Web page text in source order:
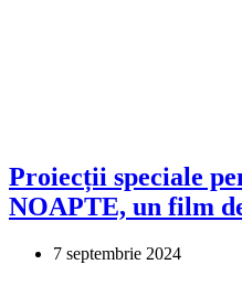
Proiecții speciale
NOAPTE, un film
7 septembrie 2024